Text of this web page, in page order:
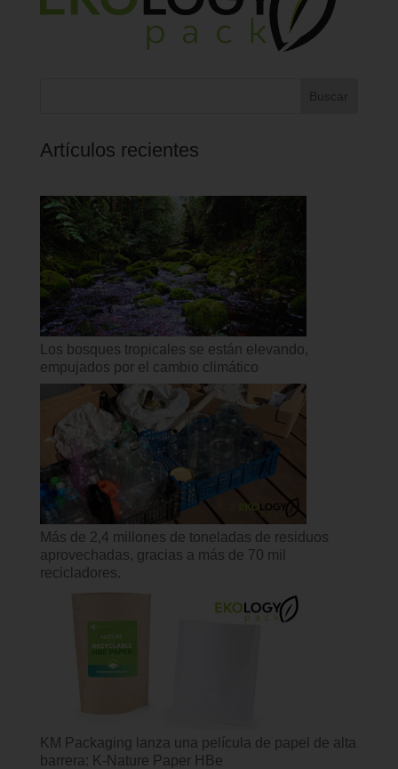
Buscar
Artículos recientes
Los bosques tropicales se están elevando,
empujados por el cambio climático
Más de 2,4 millones de toneladas de residuos
aprovechadas, gracias a más de 70 mil
recicladores.
KM Packaging lanza una película de papel de alta
barrera: K-Nature Paper HBe